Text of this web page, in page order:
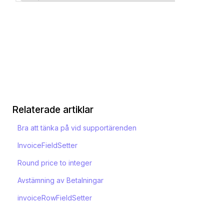
Relaterade artiklar
Bra att tänka på vid supportärenden
InvoiceFieldSetter
Round price to integer
Avstämning av Betalningar
invoiceRowFieldSetter